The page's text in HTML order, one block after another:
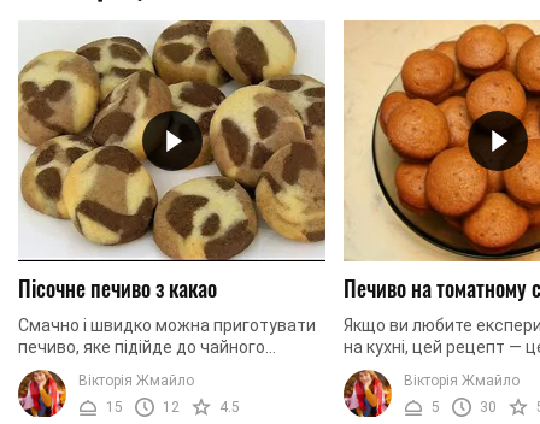
Пісочне печиво з какао
Смачно і швидко можна приготувати
печиво, яке підійде до чайного
застілля, якщо ви захотіли
порадувати своїх рідних і близьких!
Особливо таке печінку ...
Вікторія Жмайло
15
12 4.5
Печиво на томатному
Якщо ви любите
на кухні, цей рецепт —
потрібно. Ми
приготувати печиво на
томатного соку. Це
Вікторія Жмайло
5
30